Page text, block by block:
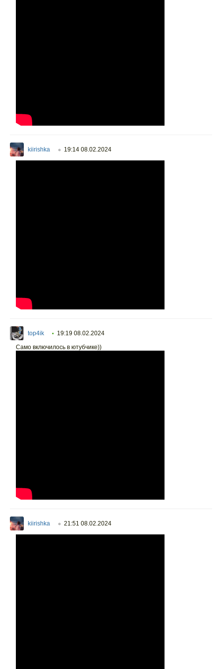
kiirishka ○ 19:14 08.02.2024
top4ik • 19:19 08.02.2024
Само включилось в ютубчике))
kiirishka ○ 21:51 08.02.2024